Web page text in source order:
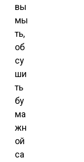
вы
мы
ть,
об
су
ши
ть
бу
ма
жн
ой
са